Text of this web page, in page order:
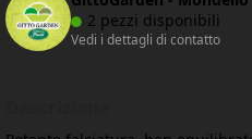
2 pezzi disponibili
Vedi i dettagli di contatto